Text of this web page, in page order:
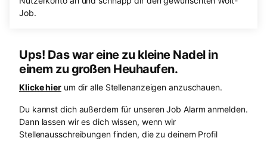
Job.
Ups! Das war eine zu kleine Nadel in
einem zu großen Heuhaufen.
Klicke hierum dir alle Stellenanzeigen anzuschauen.
Du kannst dich außerdem für unseren Job Alarm anmelden.
Dann lassen wir es dich wissen, wenn wir
Stellenausschreibungen finden, die zu deinem Profil